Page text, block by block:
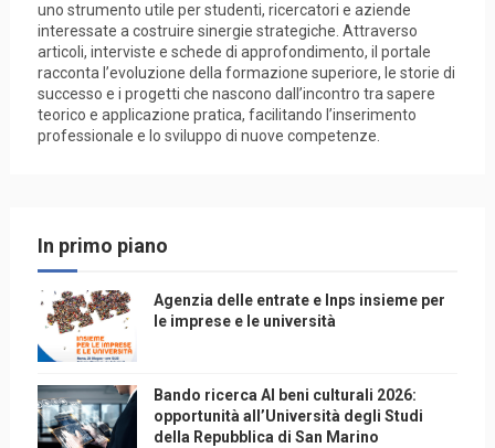
uno strumento utile per studenti, ricercatori e aziende
interessate a costruire sinergie strategiche. Attraverso
articoli, interviste e schede di approfondimento, il portale
racconta l’evoluzione della formazione superiore, le storie di
successo e i progetti che nascono dall’incontro tra sapere
teorico e applicazione pratica, facilitando l’inserimento
professionale e lo sviluppo di nuove competenze.
In primo piano
Agenzia delle entrate e Inps insieme per
le imprese e le università
Bando ricerca AI beni culturali 2026:
opportunità all’Università degli Studi
della Repubblica di San Marino